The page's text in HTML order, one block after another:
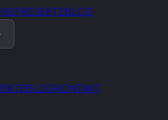
PROJEKTEBLOG
BLOGKONTAKT